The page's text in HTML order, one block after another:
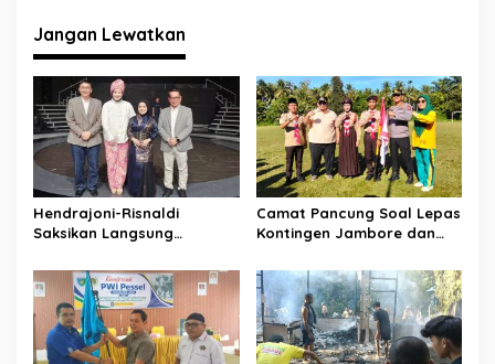
a
s
i
p
o
s
Jangan Lewatkan
Hendrajoni-Risnaldi
Saksikan Langsung
Jakarta, Panggung
D’Academy 8 Menggelegar!
Camat Pancung Soal Lepas
Kontingen Jambore dan
kepada Peserta